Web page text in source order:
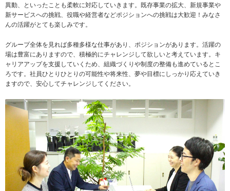
異動、といったことも柔軟に対応していきます。既存事業の拡大、新規事業や
新サービスへの挑戦、役職や経営者などポジションへの挑戦は大歓迎！みなさ
んの活躍がとても楽しみです。
グループ全体を見れば多種多様な仕事があり、ポジションがあります。活躍の
場は豊富にありますので、積極的にチャレンジして欲しいと考えています。キ
ャリアアップを支援していくため、組織づくりや制度の整備も進めているとこ
ろです。社員ひとりひとりの可能性や将来性、夢や目標にしっかり応えていき
ますので、安心してチャレンジしてください。